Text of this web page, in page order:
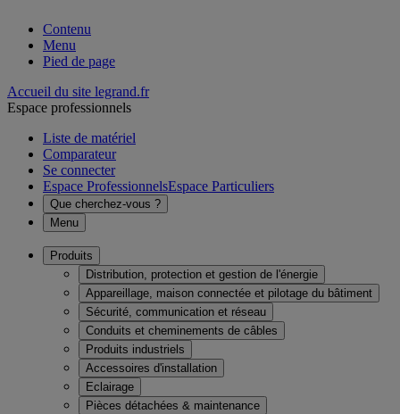
Contenu
Menu
Pied de page
Accueil du site legrand.fr
Espace professionnels
Liste de matériel
Comparateur
Se connecter
Espace ProfessionnelsEspace Particuliers
Que cherchez-vous ?
Menu
Produits
Distribution, protection et gestion de l'énergie
Appareillage, maison connectée et pilotage du bâtiment
Sécurité, communication et réseau
Conduits et cheminements de câbles
Produits industriels
Accessoires d'installation
Eclairage
Pièces détachées & maintenance